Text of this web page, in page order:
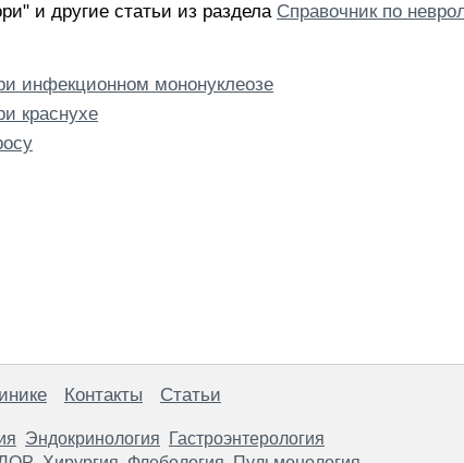
и другие статьи из раздела Справочник по
инфекционном мононуклеозе
краснухе
Контакты Статьи
Эндокринология
Гастроэнтерология